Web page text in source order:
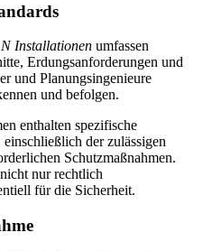
Installationen umfassen
Erdungsanforderungen und
und Planungsingenieure
und befolgen.
enthalten spezifische
einschließlich der zulässigen
Schutzmaßnahmen.
nur rechtlich
für die Sicherheit.